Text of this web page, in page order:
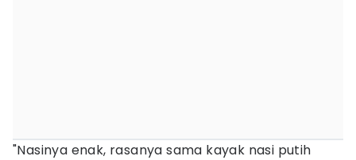
"Nasinya enak, rasanya sama kayak nasi putih